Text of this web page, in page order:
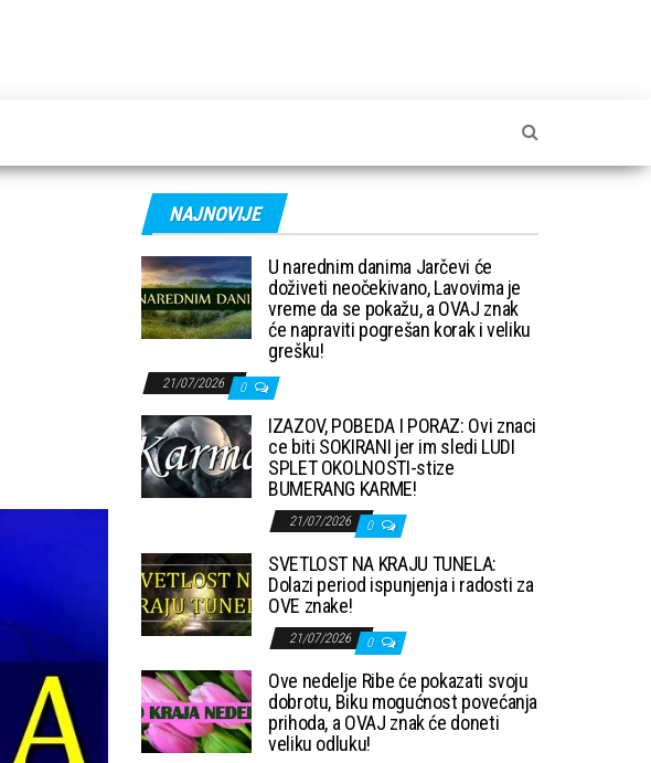
NAJNOVIJE
U narednim danima Jarčevi će
doživeti neočekivano, Lavovima je
vreme da se pokažu, a OVAJ znak
će napraviti pogrešan korak i veliku
grešku!
21/07/2026 0
IZAZOV, POBEDA I PORAZ: Ovi znaci
ce biti SOKIRANI jer im sledi LUDI
SPLET OKOLNOSTI-stize
BUMERANG KARME!
21/07/2026 0
SVETLOST NA KRAJU TUNELA:
Dolazi period ispunjenja i radosti za
OVE znake!
21/07/2026 0
Ove nedelje Ribe će pokazati svoju
dobrotu, Biku mogućnost povećanja
prihoda, a OVAJ znak će doneti
veliku odluku!